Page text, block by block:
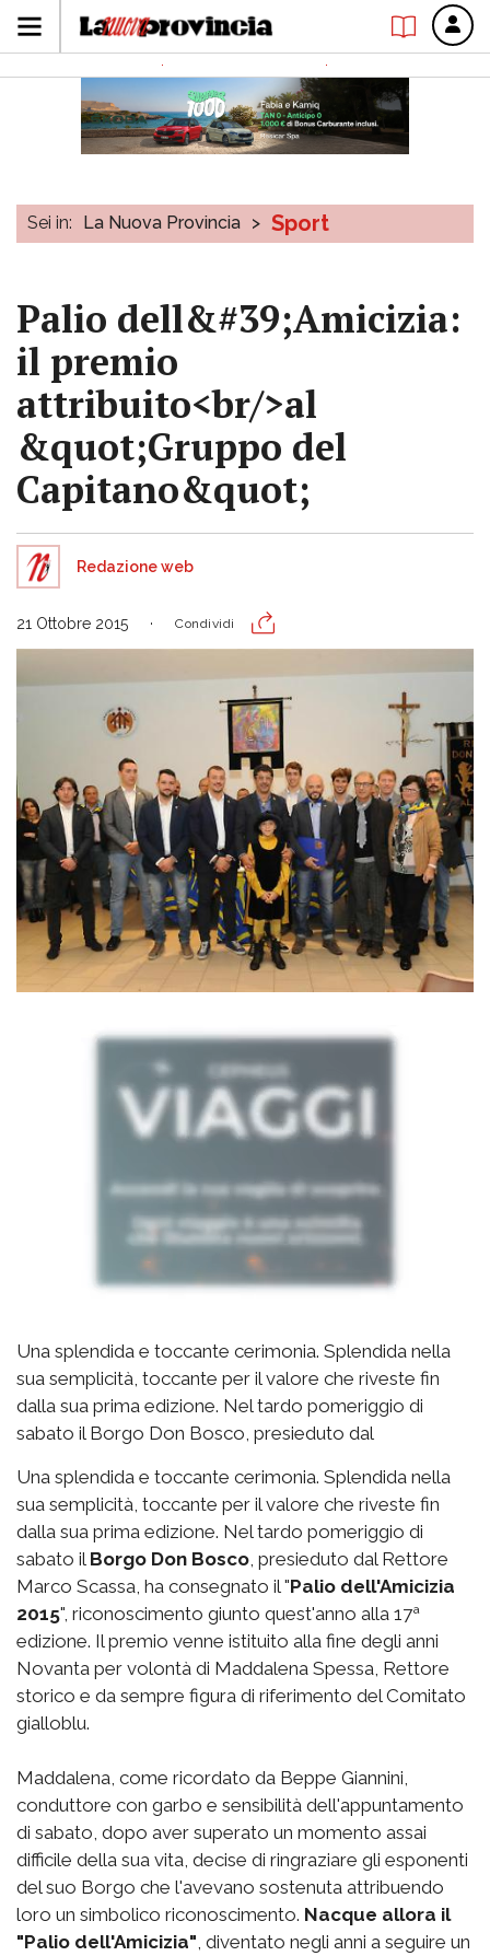
Sei in: La Nuova Provincia > Sport
Palio dell&#39;Amicizia:
il premio
attribuito<br/>al
&quot;Gruppo del
Capitano&quot;
Redazione web
21 Ottobre 2015 Condividi
Una splendida e toccante cerimonia. Splendida nella
sua semplicità, toccante per il valore che riveste fin
dalla sua prima edizione. Nel tardo pomeriggio di
sabato il Borgo Don Bosco, presieduto dal
Una splendida e toccante cerimonia. Splendida nella
sua semplicità, toccante per il valore che riveste fin
dalla sua prima edizione. Nel tardo pomeriggio di
sabato il Borgo Don Bosco , presieduto dal Rettore
Marco Scassa, ha consegnato il "Palio dell'Amicizia
2015", riconoscimento giunto quest'anno alla 17ª
edizione. Il premio venne istituito alla fine degli anni
Novanta per volontà di Maddalena Spessa, Rettore
storico e da sempre figura di riferimento del Comitato
gialloblu.
Maddalena, come ricordato da Beppe Giannini,
conduttore con garbo e sensibilità dell'appuntamento
di sabato, dopo aver superato un momento assai
difficile della sua vita, decise di ringraziare gli esponenti
del suo Borgo che l'avevano sostenuta attribuendo
loro un simbolico riconoscimento. Nacque allora il
"Palio dell'Amicizia" , diventato negli anni a seguire un